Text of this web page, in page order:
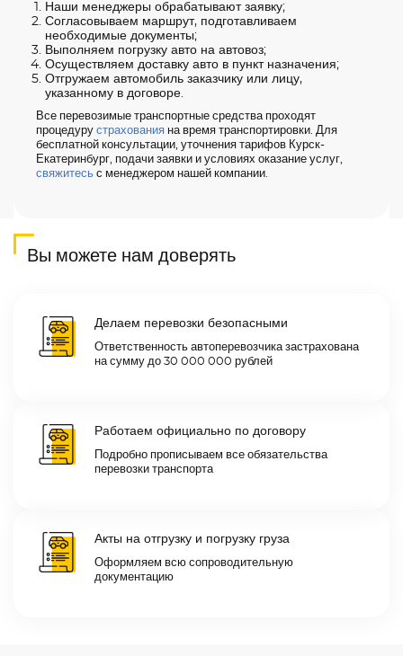
Наши менеджеры обрабатывают заявку;
Согласовываем маршрут, подготавливаем
необходимые документы;
Выполняем погрузку авто на автовоз;
Осуществляем доставку авто в пункт назначения;
Отгружаем автомобиль заказчику или лицу,
указанному в договоре.
Все перевозимые транспортные средства проходят
процедуру страхования на время транспортировки. Для
бесплатной консультации, уточнения тарифов Курск-
Екатеринбург, подачи заявки и условиях оказание услуг,
свяжитесь с менеджером нашей компании.
Вы можете нам доверять
Делаем перевозки безопасными
Ответственность автоперевозчика застрахована
на сумму до 30 000 000 рублей
Работаем официально по договору
Подробно прописываем все обязательства
перевозки транспорта
Акты на отгрузку и погрузку груза
Оформляем всю сопроводительную
документацию